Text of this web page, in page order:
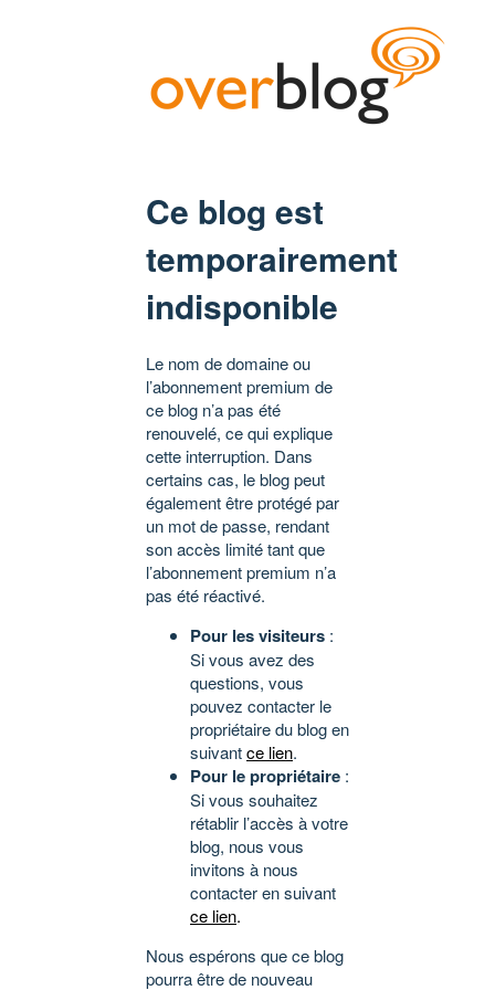
Ce blog est
temporairement
indisponible
Le nom de domaine ou
l’abonnement premium de
ce blog n’a pas été
renouvelé, ce qui explique
cette interruption. Dans
certains cas, le blog peut
également être protégé par
un mot de passe, rendant
son accès limité tant que
l’abonnement premium n’a
pas été réactivé.
Pour les visiteurs :
Si vous avez des
questions, vous
pouvez contacter le
propriétaire du blog en
suivantce lien.
Pour le propriétaire :
Si vous souhaitez
rétablir l’accès à votre
blog, nous vous
invitons à nous
contacter en suivant
ce lien.
Nous espérons que ce blog
pourra être de nouveau